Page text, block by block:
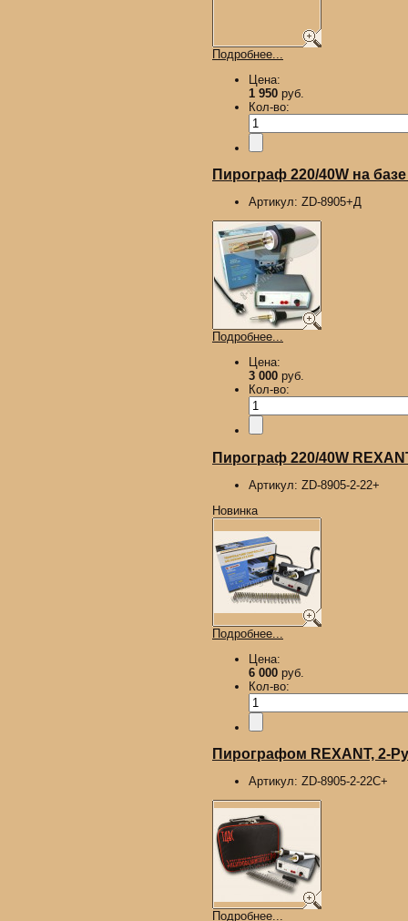
Подробнее...
Цена:
1 950 руб.
Кол-во:
Пирограф 220/40W на
Артикул: ZD-8905+Д
Подробнее...
Цена:
3 000 руб.
Кол-во:
Пирограф 220/40W
Артикул: ZD-8905-2-22+
Новинка
Подробнее...
Цена:
6 000 руб.
Кол-во:
Пирографом REXANT, 2-
Артикул: ZD-8905-2-22С+
Подробнее...